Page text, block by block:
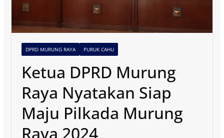
DPRD MURUNG RAYA PURUK CAHU
Ketua DPRD Murung
Raya Nyatakan Siap
Maju Pilkada Murung
Raya 2024